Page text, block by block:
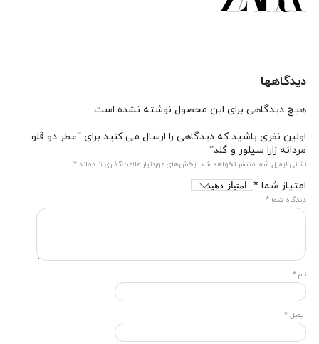
دیدگاهها
هیچ دیدگاهی برای این محصول نوشته نشده است.
اولین نفری باشید که دیدگاهی را ارسال می کنید برای “عطر دو قلو
مردانه زارا سیلور و گلد”
نشانی ایمیل شما منتشر نخواهد شد. بخش‌های موردنیاز علامت‌گذاری شده‌اند *
امتیاز شما *
دیدگاه شما *
نام *
ایمیل *